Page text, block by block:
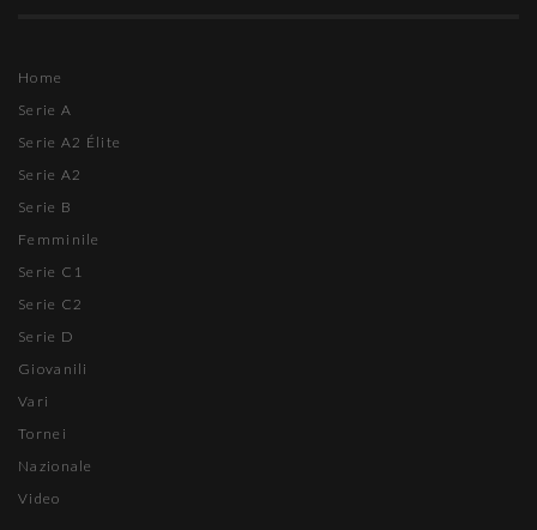
Home
Serie A
Serie A2 Élite
Serie A2
Serie B
Femminile
Serie C1
Serie C2
Serie D
Giovanili
Vari
Tornei
Nazionale
Video